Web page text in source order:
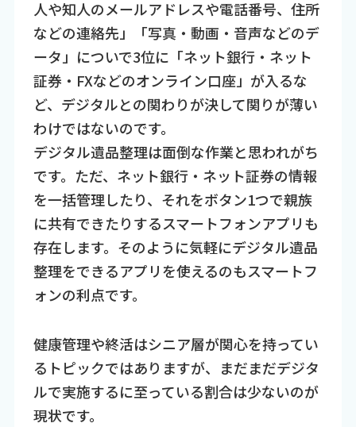
人や知人のメールアドレスや電話番号、住所
などの連絡先」「写真・動画・音声などのデ
ータ」についで3位に「ネット銀行・ネット
証券・FXなどのオンライン口座」が入るな
ど、デジタルとの関わりが決して関りが薄い
わけではないのです。
デジタル遺品整理は面倒な作業と思われがち
です。ただ、ネット銀行・ネット証券の情報
を一括管理したり、それをボタン1つで親族
に共有できたりするスマートフォンアプリも
存在します。そのように気軽にデジタル遺品
整理をできるアプリを使えるのもスマートフ
ォンの利点です。
健康管理や終活はシニア層が関心を持ってい
るトピックではありますが、まだまだデジタ
ルで実施するに至っている割合は少ないのが
現状です。